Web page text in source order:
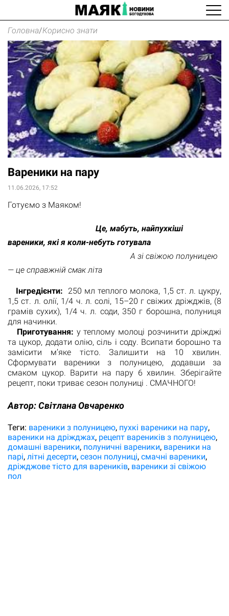
Головна/Корисно знати
Вареники на пару
11.06.2026, 17:52
Готуємо з Маяком!
Це, мабуть, найпухкіші
вареники, які я коли-небуть готувала
А зі свіжою полуницею
— це справжній смак літа
Інгредієнти: 250 мл теплого молока, 1,5 ст. л. цукру,
1,5 ст. л. олії, 1/4 ч. л. солі, 15–20 г свіжих дріжджів, (8
грамів сухих), 1/4 ч. л. соди, 350 г борошна, полуниця
для начинки.
Приготування: у теплому молоці розчинити дріжджі
та цукор, додати олію, сіль і соду. Всипати борошно та
замісити м’яке тісто. Залишити на 10 хвилин.
Сформувати вареники з полуницею, додавши за
смаком цукор. Варити на пару 6 хвилин. Зберігайте
рецепт, поки триває сезон полуниці . СМАЧНОГО!
Автор:Світлана Овчаренко
Теги: вареники з полуницею пухкі вареники на пару
вареники на дріжджах рецепт вареників з полуницею
домашні вареники полуничні вареники вареники на
парі літні десерти сезон полуниці смачні вареники
дріжджове тісто для вареників вареники зі свіжою
пол